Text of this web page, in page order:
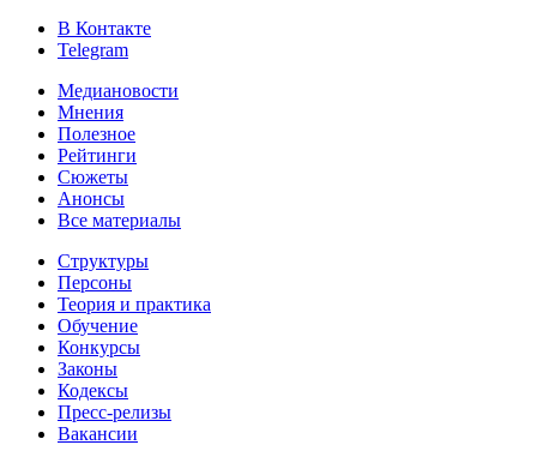
В Контакте
Telegram
Медиановости
Мнения
Полезное
Рейтинги
Сюжеты
Анонсы
Все материалы
Структуры
Персоны
Теория и практика
Обучение
Конкурсы
Законы
Кодексы
Пресс-релизы
Вакансии